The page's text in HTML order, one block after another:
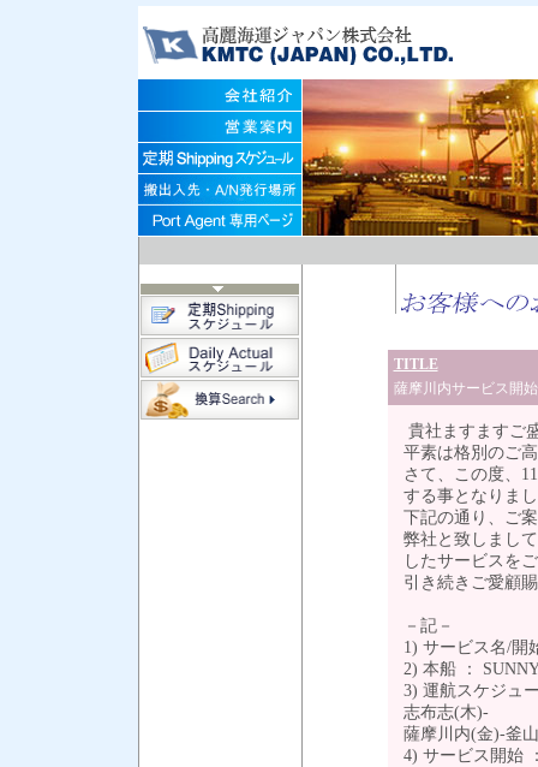
TITLE
薩摩川内サービス開
貴社ますますご
平素は格別のご
さて、この度、
する事となりま
下記の通り、ご
弊社と致しまし
したサービスを
引き続きご愛顧
－記－
1) サービス名/開
2) 本船 ：
3) 運航スケジュ
志布志(木)-
薩摩川内(金)-釜
4) サービス開始